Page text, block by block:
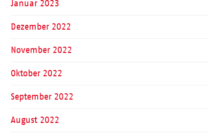
Januar 2023
Dezember 2022
November 2022
Oktober 2022
September 2022
August 2022